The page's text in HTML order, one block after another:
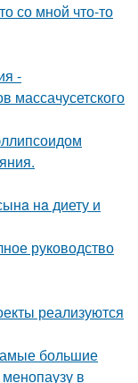
со мной что-то
-
массачусетского
нa диету и
руководство
реализуются
большие
в